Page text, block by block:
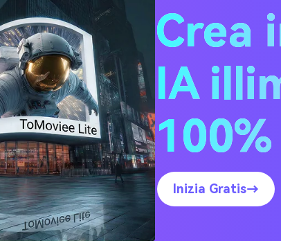
idee di palette di
rosa (con codici
Orchid Pop
Crea
IA
Inizia Gratis→